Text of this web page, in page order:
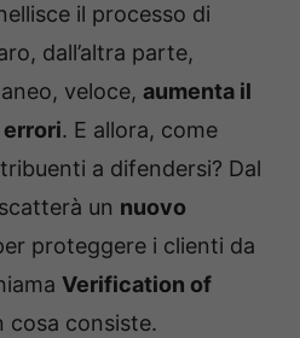
il processo di
dall’altra parte,
veloce, aumenta il
. E allora, come
a difendersi? Dal
un nuovo
proteggere i clienti da
Verification of
cosa consiste.